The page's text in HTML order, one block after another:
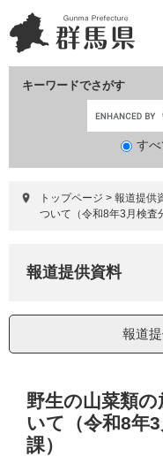
ー
ジ
ニ
ュ
て
キーワードでさがす
すべ
トップページ > 報道提供
ついて（令和8年3月検査
報道提供資料
報道
野生の山菜類
いて（令和8年
課）